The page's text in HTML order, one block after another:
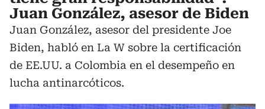
Juan González, asesor de Biden
Juan González, asesor del presidente Joe
Biden, habló en La W sobre la certificación
de EE.UU. a Colombia en el desempeño en
lucha antinarcóticos.